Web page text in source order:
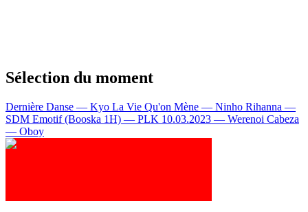
Sélection du moment
Dernière Danse — Kyo La Vie Qu'on Mène — Ninho Rihanna —
SDM Emotif (Booska 1H) — PLK 10.03.2023 — Werenoi Cabeza
— Oboy